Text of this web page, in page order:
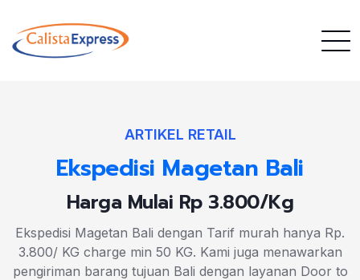
ARTIKEL RETAIL
Ekspedisi Magetan Bali
Harga Mulai Rp 3.800/Kg
Ekspedisi Magetan Bali dengan Tarif murah hanya Rp.
3.800/ KG charge min 50 KG. Kami juga menawarkan
pengiriman barang tujuan Bali dengan layanan Door to